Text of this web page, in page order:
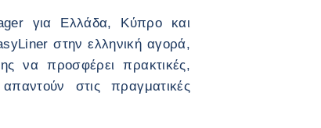
για Ελλάδα, Κύπρο και
στην ελληνική αγορά,
να προσφέρει πρακτικές,
στις πραγματικές